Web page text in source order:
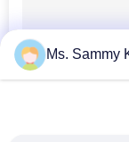
area
Ms. Sammy